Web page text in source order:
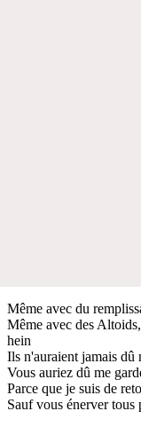
Même avec du
Même avec des
hein
Ils n'auraient jamais dû
Vous auriez dû me
Parce que je suis de
Sauf vous énerver tous